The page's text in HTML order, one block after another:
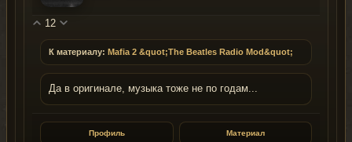
12
К материалу: Mafia 2 &quot;The Beatles Radio Mod&quot;
Да в оригинале, музыка тоже не по годам...
Профиль Материал